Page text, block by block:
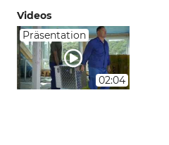
Videos
Präsentation
02:04